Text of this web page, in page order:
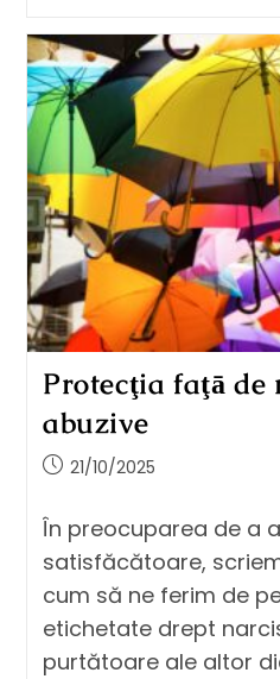
Protecţia faţā
abuzive
21/10/2025
În preocuparea de a
satisfăcătoare,
cum să ne ferim de
etichetate drept
purtătoare ale altor